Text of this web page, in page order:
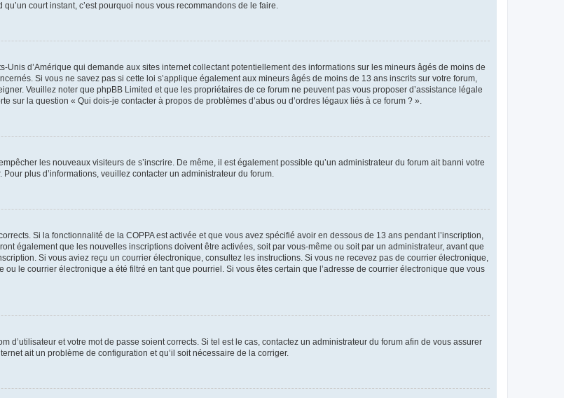
court instant, c’est pourquoi nous vous recommandons de le faire.
Unis d’Amérique qui demande aux sites internet collectant potentiellement des informations sur les mineurs âgés de moins de
Si vous ne savez pas si cette loi s’applique également aux mineurs âgés de moins de 13 ans inscrits sur votre forum,
Veuillez noter que phpBB Limited et que les propriétaires de ce forum ne peuvent pas vous proposer d’assistance légale
sur la question « Qui dois-je contacter à propos de problèmes d’abus ou d’ordres légaux liés à ce forum ? ».
les nouveaux visiteurs de s’inscrire. De même, il est également possible qu’un administrateur du forum ait banni votre
plus d’informations, veuillez contacter un administrateur du forum.
Si la fonctionnalité de la COPPA est activée et que vous avez spécifié avoir en dessous de 13 ans pendant l’inscription,
également que les nouvelles inscriptions doivent être activées, soit par vous-même ou soit par un administrateur, avant que
Si vous aviez reçu un courrier électronique, consultez les instructions. Si vous ne recevez pas de courrier électronique,
le courrier électronique a été filtré en tant que pourriel. Si vous êtes certain que l’adresse de courrier électronique que vous
d’utilisateur et votre mot de passe soient corrects. Si tel est le cas, contactez un administrateur du forum afin de vous assurer
ait un problème de configuration et qu’il soit nécessaire de la corriger.